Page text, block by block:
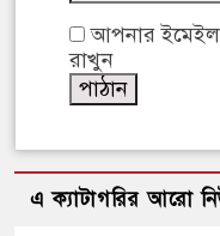
আপনার ইমেইল
রাখুন
এ ক্যাটাগরির আরো